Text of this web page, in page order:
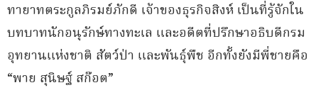
ทายาทตระกูลภิรมย์ภักดี เจ้าของธุรกิจสิงห์ เป็นที่รู้จักใน
บทบาทนักอนุรักษ์ทางทะเล และอดีตที่ปรึกษาอธิบดีกรม
อุทยานแห่งชาติ สัตว์ป่า และพันธุ์พืช อีกทั้งยังมีพี่ชายคือ
“พาย สุนิษฐ์ สก๊อต”